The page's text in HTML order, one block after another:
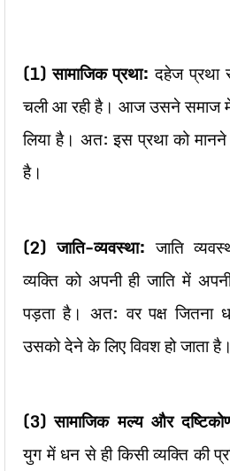
(1)सामाजिक प्रथा: दहेज प्रथा
चली आ रही है। आज उसने समाज में
लिया है। अत: इस प्रथा को मानने
है।
(2)जाति-व्यवस्था: जाति
व्यक्ति को अपनी ही जाति में
पड़ता है। अत: वर पक्ष जितना
उसको देने के लिए विवश हो जाता है।
(3)सामाजिक मल्य और
युग में धन से ही किसी व्यक्ति की